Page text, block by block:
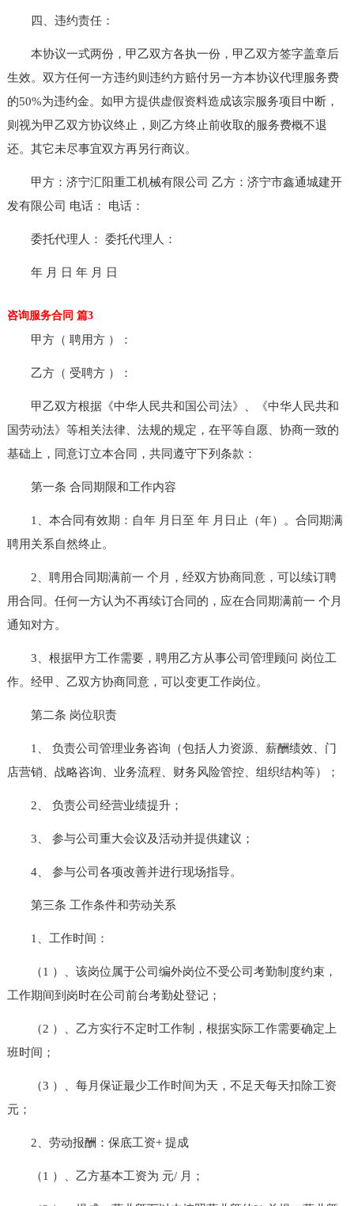
四、违约责任：
本协议一式两份，甲乙双方各执一份，甲乙双方签字盖章后
生效。双方任何一方违约则违约方赔付另一方本协议代理服务费
的50%为违约金。如甲方提供虚假资料造成该宗服务项目中断，
则视为甲乙双方协议终止，则乙方终止前收取的服务费概不退
还。其它未尽事宜双方再另行商议。
甲方：济宁汇阳重工机械有限公司 乙方：济宁市鑫通城建开
发有限公司 电话： 电话：
委托代理人： 委托代理人：
年 月 日 年 月 日
咨询服务合同 篇3
甲方（ 聘用方 ）：
乙方（ 受聘方 ）：
甲乙双方根据《中华人民共和国公司法》、《中华人民共和
国劳动法》等相关法律、法规的规定，在平等自愿、协商一致的
基础上，同意订立本合同，共同遵守下列条款：
第一条 合同期限和工作内容
1、本合同有效期：自年 月日至 年 月日止（年）。合同期满
聘用关系自然终止。
2、聘用合同期满前一 个月，经双方协商同意，可以续订聘
用合同。任何一方认为不再续订合同的，应在合同期满前一 个月
通知对方。
3、根据甲方工作需要，聘用乙方从事公司管理顾问 岗位工
作。经甲、乙双方协商同意，可以变更工作岗位。
第二条 岗位职责
1、 负责公司管理业务咨询（包括人力资源、薪酬绩效、门
店营销、战略咨询、业务流程、财务风险管控、组织结构等）；
2、 负责公司经营业绩提升；
3、 参与公司重大会议及活动并提供建议；
4、 参与公司各项改善并进行现场指导。
第三条 工作条件和劳动关系
1、工作时间：
（1 ）、该岗位属于公司编外岗位不受公司考勤制度约束，
工作期间到岗时在公司前台考勤处登记；
（2 ）、乙方实行不定时工作制，根据实际工作需要确定上
班时间；
（3 ）、每月保证最少工作时间为天，不足天每天扣除工资
元；
2、劳动报酬：保底工资+ 提成
（1 ）、乙方基本工资为 元/ 月；